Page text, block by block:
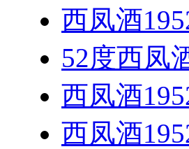
西凤酒
52度西凤
西凤酒
西凤酒